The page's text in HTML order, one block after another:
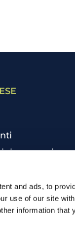
and ads, to
use of our site
information that
e ragazzi